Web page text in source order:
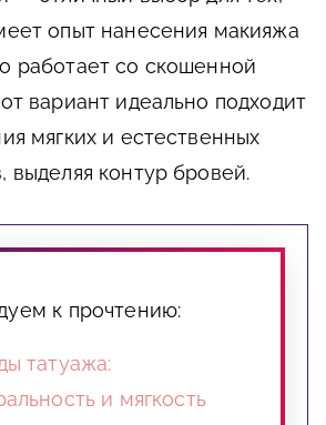
опыт нанесения макияжа
работает со скошенной
вариант идеально подходит
мягких и естественных
выделяя контур бровей.
к прочтению:
татуажа:
и мягкость